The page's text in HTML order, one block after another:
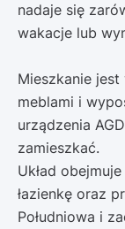
nadaje się
wakacje lub
Mieszkanie jest
meblami i
urządzenia
zamieszkać.
Układ
łazienkę oraz
Południowa i